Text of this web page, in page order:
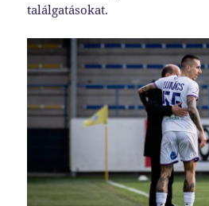
találgatásokat.